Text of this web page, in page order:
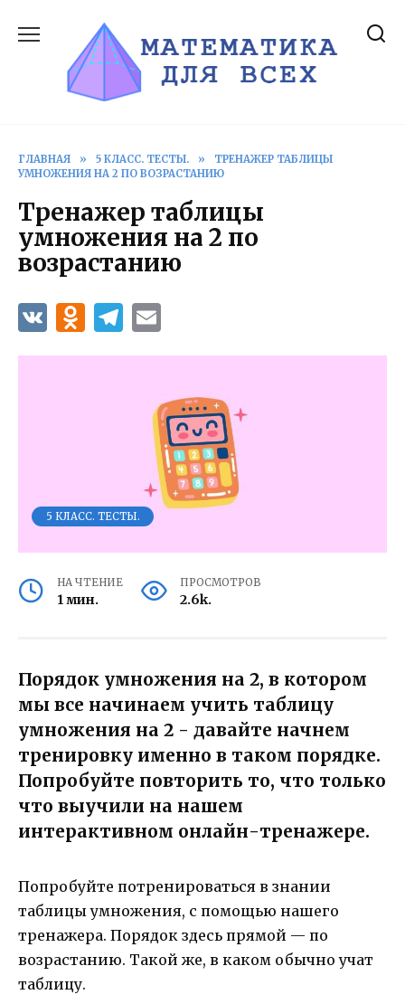
содержанию
ГЛАВНАЯ » 5 КЛАСС. ТЕСТЫ. »
ТРЕНАЖЕР ТАБЛИЦЫ
УМНОЖЕНИЯ НА 2 ПО ВОЗРАСТАНИЮ
Тренажер таблицы
умножения на 2 по
возрастанию
5 КЛАСС. ТЕСТЫ.
НА ЧТЕНИЕ
1 мин.
ПРОСМОТРОВ
2.6k.
Порядок умножения на 2, в котором
мы все начинаем учить таблицу
умножения на 2 - давайте начнем
тренировку именно в таком порядке.
Попробуйте повторить то, что только
что выучили на нашем
интерактивном онлайн-тренажере.
Попробуйте потренироваться в знании
таблицы умножения, с помощью нашего
тренажера. Порядок здесь прямой — по
возрастанию. Такой же, в каком обычно учат
таблицу.